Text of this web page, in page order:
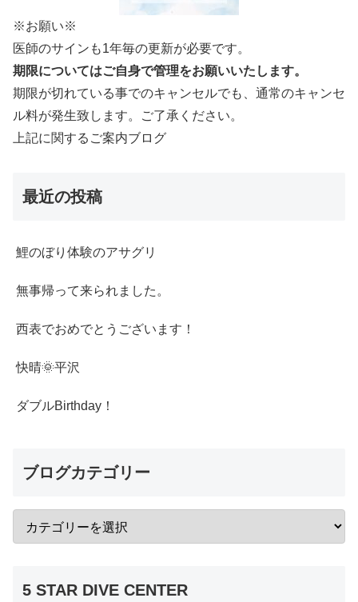
※お願い※
医師のサインも1年毎の更新が必要です。
期限についてはご自身で管理をお願いいたします。
期限が切れている事でのキャンセルでも、通常のキャンセ
ル料が発生致します。ご了承ください。
上記に関するご案内ブログ
最近の投稿
鯉のぼり体験のアサグリ
無事帰って来られました。
西表でおめでとうございます！
快晴🌞平沢
ダブルBirthday！
ブログカテゴリー
5 STAR DIVE CENTER